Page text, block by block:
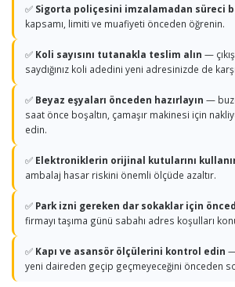
✅ Sigorta poliçesini imzalamadan süreci
kapsamı, limiti ve muafiyeti önceden öğrenin.
✅ Koli sayısını tutanakla teslim alın —
saydığınız koli adedini yeni adresinizde de
✅ Beyaz eşyaları önceden hazırlayın —
saat önce boşaltın, çamaşır makinesi için
edin.
✅ Elektroniklerin orijinal kutularını
ambalaj hasar riskini önemli ölçüde azaltır.
✅ Park izni gereken dar sokaklar için
firmayı taşıma günü sabahı adres koşulları
✅ Kapı ve asansör ölçülerini kontrol edin
yeni daireden geçip geçmeyeceğini önceden